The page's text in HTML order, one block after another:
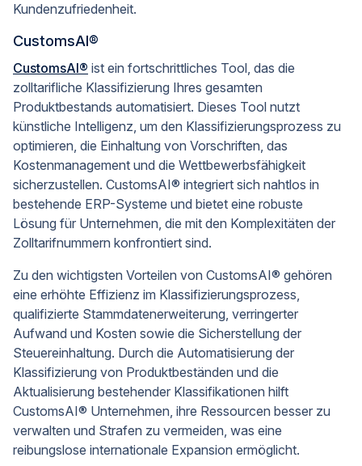
Kundenzufriedenheit.
CustomsAI®
CustomsAI® ist ein fortschrittliches Tool, das die
zolltarifliche Klassifizierung Ihres gesamten
Produktbestands automatisiert. Dieses Tool nutzt
künstliche Intelligenz, um den Klassifizierungsprozess zu
optimieren, die Einhaltung von Vorschriften, das
Kostenmanagement und die Wettbewerbsfähigkeit
sicherzustellen. CustomsAI® integriert sich nahtlos in
bestehende ERP-Systeme und bietet eine robuste
Lösung für Unternehmen, die mit den Komplexitäten der
Zolltarifnummern konfrontiert sind.
Zu den wichtigsten Vorteilen von CustomsAI® gehören
eine erhöhte Effizienz im Klassifizierungsprozess,
qualifizierte Stammdatenerweiterung, verringerter
Aufwand und Kosten sowie die Sicherstellung der
Steuereinhaltung. Durch die Automatisierung der
Klassifizierung von Produktbeständen und die
Aktualisierung bestehender Klassifikationen hilft
CustomsAI® Unternehmen, ihre Ressourcen besser zu
verwalten und Strafen zu vermeiden, was eine
reibungslose internationale Expansion ermöglicht.